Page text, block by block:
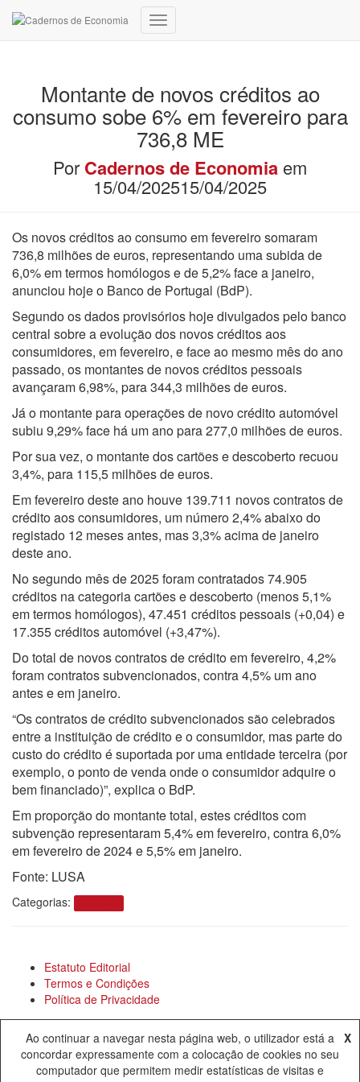
213 859 950
Alternar
Montante de novos créditos ao
consumo sobe 6% em fevereiro para
736,8 ME
Por Cadernos de Economia em
15/04/202515/04/2025
Os novos créditos ao consumo em fevereiro somaram
736,8 milhões de euros, representando uma subida de
6,0% em termos homólogos e de 5,2% face a janeiro,
anunciou hoje o Banco de Portugal (BdP).
Segundo os dados provisórios hoje divulgados pelo banco
central sobre a evolução dos novos créditos aos
consumidores, em fevereiro, e face ao mesmo mês do ano
passado, os montantes de novos créditos pessoais
avançaram 6,98%, para 344,3 milhões de euros.
Já o montante para operações de novo crédito automóvel
subiu 9,29% face há um ano para 277,0 milhões de euros.
Por sua vez, o montante dos cartões e descoberto recuou
3,4%, para 115,5 milhões de euros.
Em fevereiro deste ano houve 139.711 novos contratos de
crédito aos consumidores, um número 2,4% abaixo do
registado 12 meses antes, mas 3,3% acima de janeiro
deste ano.
No segundo mês de 2025 foram contratados 74.905
créditos na categoria cartões e descoberto (menos 5,1%
em termos homólogos), 47.451 créditos pessoais (+0,04) e
17.355 créditos automóvel (+3,47%).
Do total de novos contratos de crédito em fevereiro, 4,2%
foram contratos subvencionados, contra 4,5% um ano
antes e em janeiro.
“Os contratos de crédito subvencionados são celebrados
entre a instituição de crédito e o consumidor, mas parte do
custo do crédito é suportada por uma entidade terceira (por
exemplo, o ponto de venda onde o consumidor adquire o
bem financiado)”, explica o BdP.
Em proporção do montante total, estes créditos com
subvenção representaram 5,4% em fevereiro, contra 6,0%
em fevereiro de 2024 e 5,5% em janeiro.
Fonte: LUSA
Categorias:
Estatuto Editorial
Termos e Condições
Política de Privacidade
FAQ
Mailing List
Galeria
Ao continuar a navegar nesta página web, o utilizador está a
concordar expressamente com a colocação de cookies no seu
computador que permitem medir estatísticas de visitas e
X